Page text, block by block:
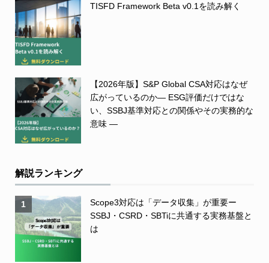
TISFD Framework Beta v0.1を読み解く
【2026年版】S&P Global CSA対応はなぜ
広がっているのか― ESG評価だけではな
い、SSBJ基準対応との関係やその実務的な
意味 ―
解説ランキング
1
Scope3対応は「データ収集」が重要ー
SSBJ・CSRD・SBTiに共通する実務基盤と
は